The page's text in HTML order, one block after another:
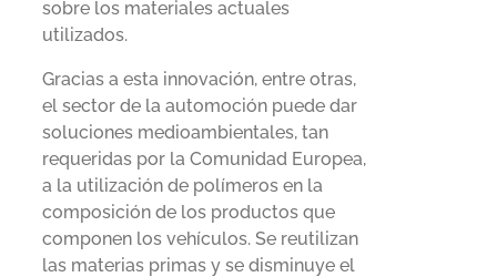
sobre los materiales actuales
utilizados.
Gracias a esta innovación, entre otras,
el sector de la automoción puede dar
soluciones medioambientales, tan
requeridas por la Comunidad Europea,
a la utilización de polímeros en la
composición de los productos que
componen los vehículos. Se reutilizan
las materias primas y se disminuye el